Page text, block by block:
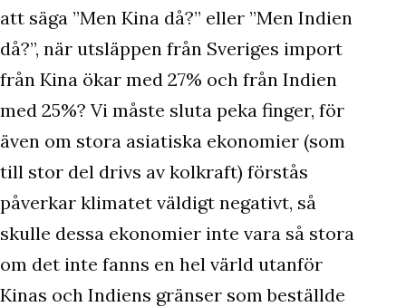
att säga ”Men Kina då?” eller ”Men Indien
då?”, när utsläppen från Sveriges import
från Kina ökar med 27% och från Indien
med 25%? Vi måste sluta peka finger, för
även om stora asiatiska ekonomier (som
till stor del drivs av kolkraft) förstås
påverkar klimatet väldigt negativt, så
skulle dessa ekonomier inte vara så stora
om det inte fanns en hel värld utanför
Kinas och Indiens gränser som beställde